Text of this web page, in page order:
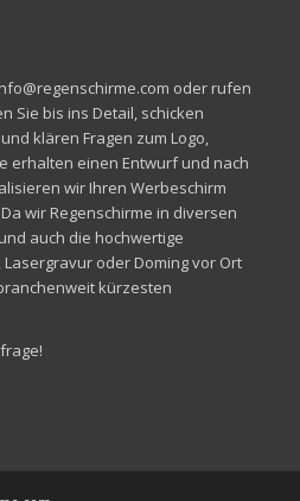
oder rufen
Sie bis ins Detail, schicken
klären Fragen zum Logo,
erhalten einen Entwurf und nach
wir Ihren Werbeschirm
wir Regenschirme in diversen
auch die hochwertige
oder Doming vor Ort
kürzesten